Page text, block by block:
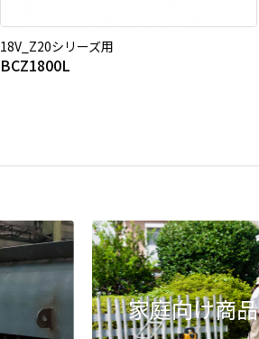
18V_Z20シリーズ用
BCZ1800L
家庭向け商品